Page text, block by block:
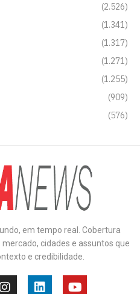
(2.526)
(1.341)
(1.317)
(1.271)
(1.255)
(909)
(576)
em tempo real. Cobertura
cidades e assuntos que
e credibilidade.